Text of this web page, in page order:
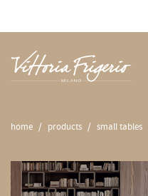
home products small tables